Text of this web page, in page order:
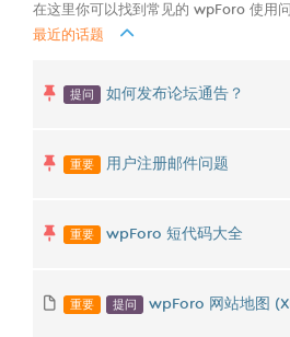
在这里你可以找到常见的 wpForo 使用
最近的话题
提问 如何发布论坛通告？
重要 用户注册邮件问题
重要 wpForo 短代码大全
重要 提问 wpForo 网站地图